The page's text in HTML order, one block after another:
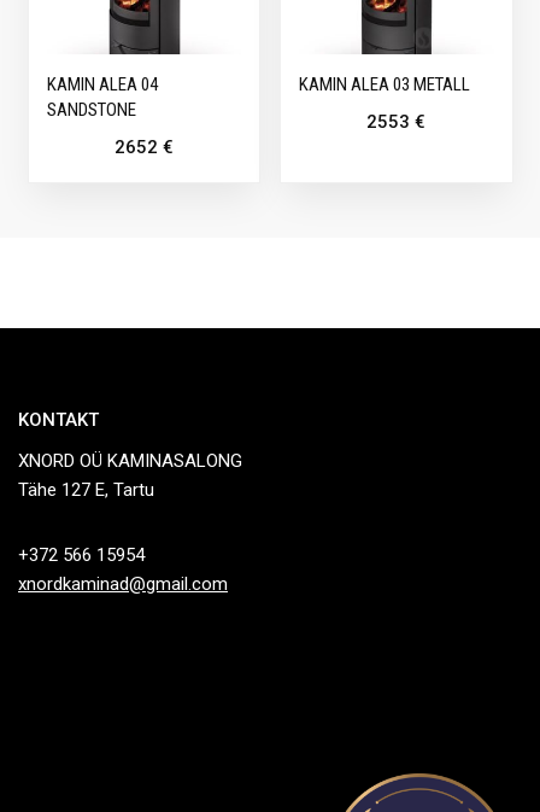
KAMIN ALEA 04
SANDSTONE
2652 €
KAMIN ALEA 03 METALL
2553€
KONTAKT
XNORD OÜ KAMINASALONG
Tähe 127 E, Tartu
+372 566 15954
xnordkaminad@gmail.com